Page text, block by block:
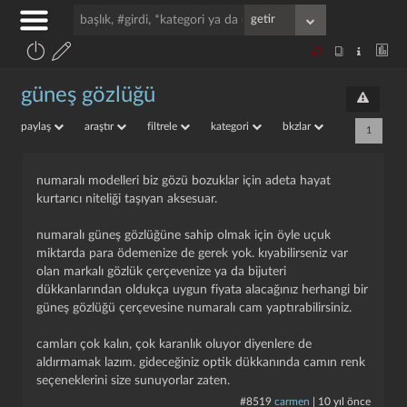
güneş gözlüğü
paylaş araştır filtrele kategori bkzlar 1
numaralı modelleri biz gözü bozuklar için adeta hayat
kurtarıcı niteliği taşıyan aksesuar.
numaralı güneş gözlüğüne sahip olmak için öyle uçuk
miktarda para ödemenize de gerek yok. kıyabilirseniz var
olan markalı gözlük çerçevenize ya da bijuteri
dükkanlarından oldukça uygun fiyata alacağınız herhangi bir
güneş gözlüğü çerçevesine numaralı cam yaptırabilirsiniz.
camları çok kalın, çok karanlık oluyor diyenlere de
aldırmamak lazım. gideceğiniz optik dükkanında camın renk
seçeneklerini size sunuyorlar zaten.
#8519 carmen 10 yıl önce